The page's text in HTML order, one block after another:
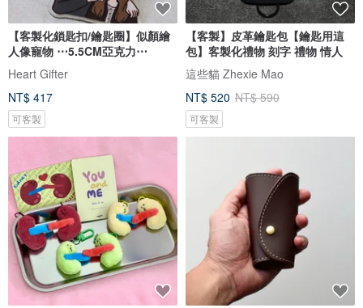
【客製化鎖匙扣/鑰匙圈】似顏繪
人像寵物 ⋯5.5CM亞克力⋯
Heart Gifter
NT$ 417
可客製
【客製】皮革鑰匙包【鑰匙用這
包】客製化禮物 刻字 禮物 情人
這些貓 Zhexie Mao
NT$ 520 NT$ 590
可客製